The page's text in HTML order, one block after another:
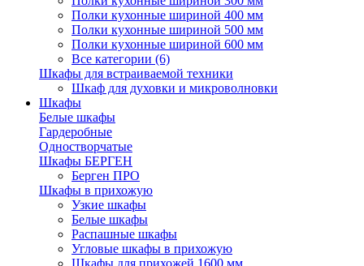
Полки кухонные шириной 400 мм
Полки кухонные шириной 500 мм
Полки кухонные шириной 600 мм
Все категории (6)
Шкафы для встраиваемой техники
Шкаф для духовки и микроволновки
Шкафы
Белые шкафы
Гардеробные
Одностворчатые
Шкафы БЕРГЕН
Берген ПРО
Шкафы в прихожую
Узкие шкафы
Белые шкафы
Распашные шкафы
Угловые шкафы в прихожую
Шкафы для прихожей 1600 мм